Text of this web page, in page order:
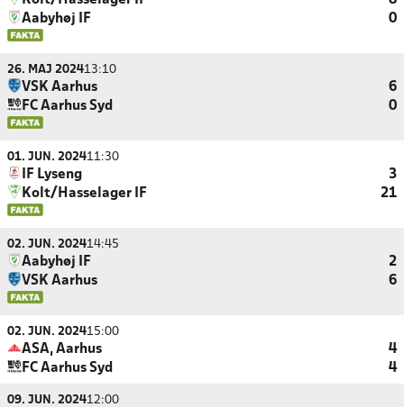
Aabyhøj IF
0
26. MAJ 202413:10
VSK Aarhus
6
FC Aarhus Syd
0
01. JUN. 202411:30
IF Lyseng
3
Kolt/Hasselager IF
21
02. JUN. 202414:45
Aabyhøj IF
2
VSK Aarhus
6
02. JUN. 202415:00
ASA, Aarhus
4
FC Aarhus Syd
4
09. JUN. 202412:00